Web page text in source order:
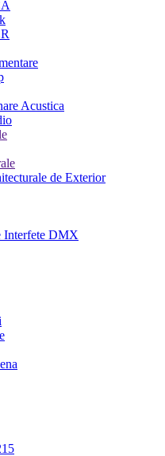
Acustica
de Exterior
Interfete DMX